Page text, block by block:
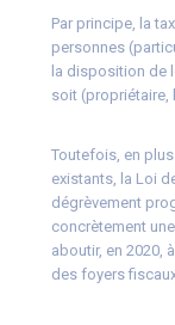
Par principe, la
personnes
la disposition de
soit (propriétaire,
Toutefois, en
existants, la Loi
dégrèvement
concrètement
aboutir, en 2020,
des foyers